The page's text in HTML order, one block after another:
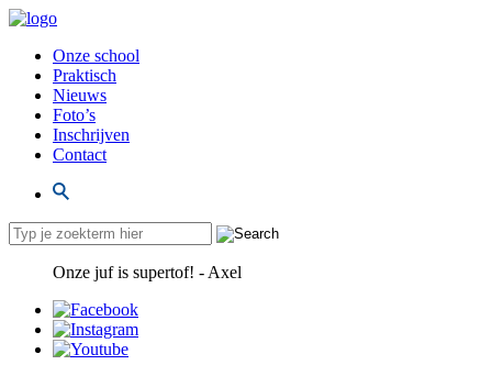
Onze school
Praktisch
Nieuws
Foto’s
Inschrijven
Contact
Onze juf is supertof! - Axel